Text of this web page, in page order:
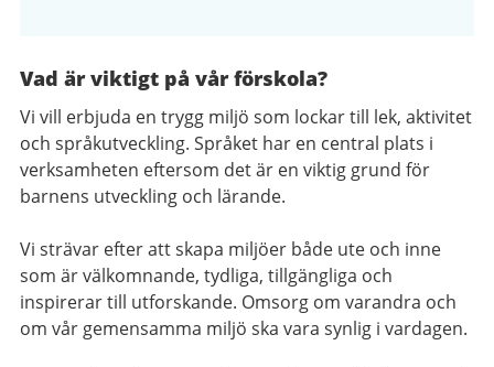
Vad är viktigt på vår förskola?
Vi vill erbjuda en trygg miljö som lockar till lek, aktivitet
och språkutveckling. Språket har en central plats i
verksamheten eftersom det är en viktig grund för
barnens utveckling och lärande.
Vi strävar efter att skapa miljöer både ute och inne
som är välkomnande, tydliga, tillgängliga och
inspirerar till utforskande. Omsorg om varandra och
om vår gemensamma miljö ska vara synlig i vardagen.